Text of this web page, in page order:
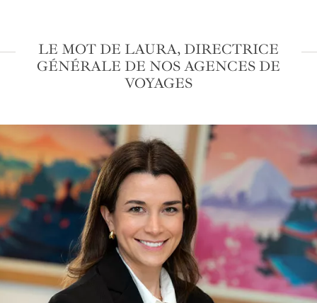
LE MOT DE LAURA, DIRECTRICE
GÉNÉRALE DE NOS AGENCES DE
VOYAGES